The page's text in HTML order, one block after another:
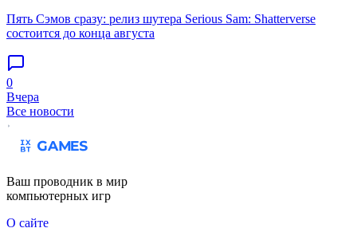
Пять Сэмов сразу: релиз шутера Serious Sam: Shatterverse
состоится до конца августа
0
Вчера
Все новости
Ваш проводник в мир
компьютерных игр
О сайте